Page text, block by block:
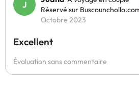
Réservé sur
Octobre 2023
Excellent
Évaluation sans commentaire